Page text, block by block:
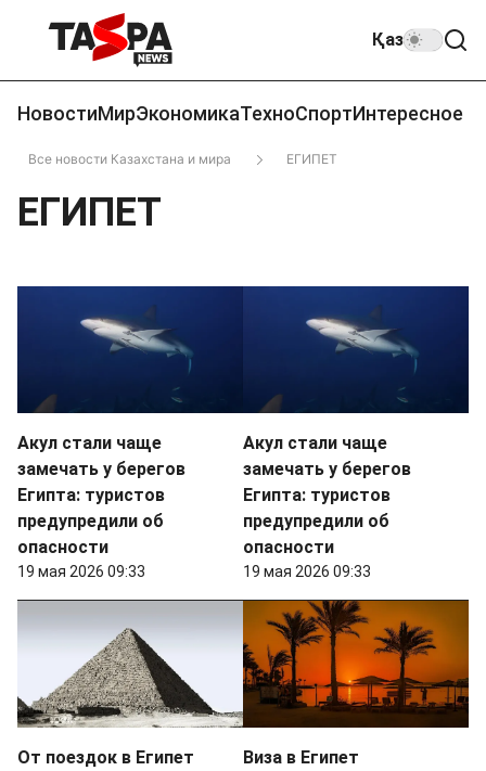
Қаз
НовостиМирЭкономикаТехноСпортИнтересное
Все новости Казахстана и мира ЕГИПЕТ
ЕГИПЕТ
Акул стали чаще
замечать у берегов
Египта: туристов
предупредили об
опасности
19 мая 2026 09:33
Акул стали чаще
замечать у берегов
Египта: туристов
предупредили об
опасности
19 мая 2026 09:33
От поездок в Египет
Виза в Египет